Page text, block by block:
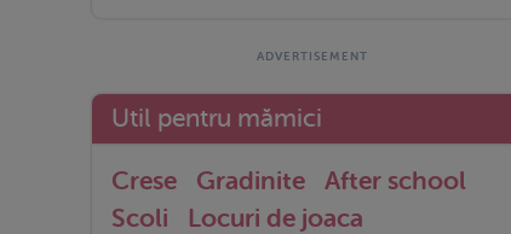
Util pentru mămici
Crese Gradinite
After school
Scoli
Locuri de joaca